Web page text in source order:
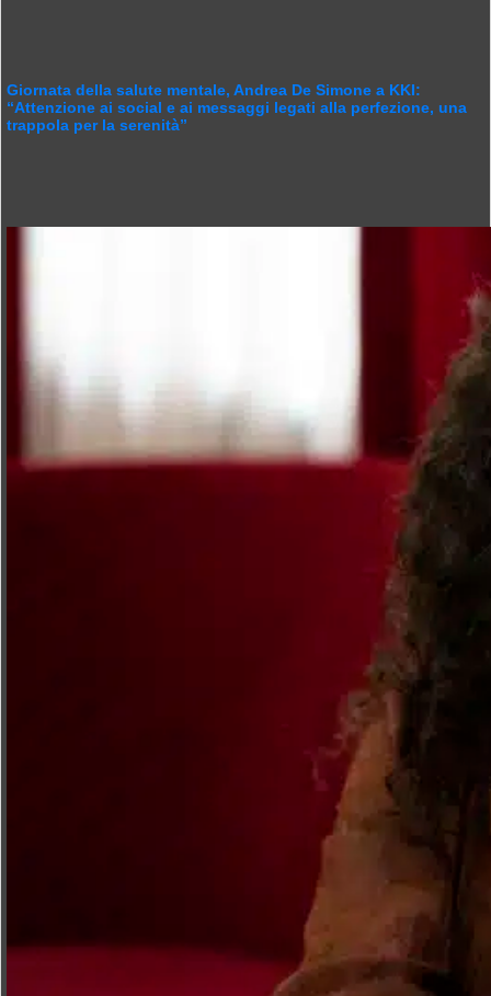
Giornata della salute mentale, Andrea De Simone a KKI:
“Attenzione ai social e ai messaggi legati alla perfezione, una
trappola per la serenità”